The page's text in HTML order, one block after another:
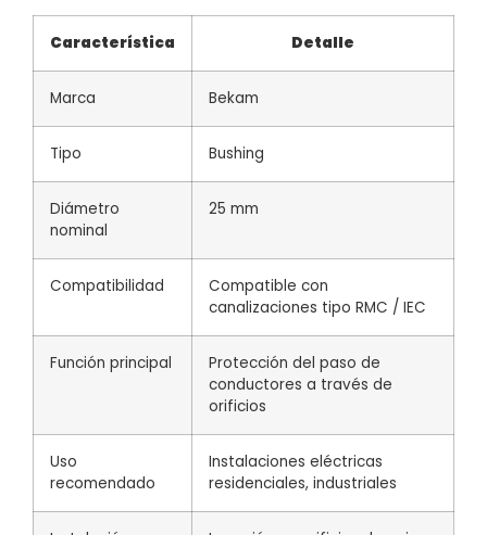
Característica Detalle
Marca Bekam
Tipo Bushing
Diámetro
nominal
25 mm
Compatibilidad
Compatible con
canalizaciones tipo RMC / IEC
Función principal
Protección del paso de
conductores a través de
orificios
Uso
recomendado
Instalaciones eléctricas
residenciales, industriales